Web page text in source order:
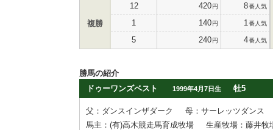
複勝
12 420円 8番人気
1 140円 1 番人気
5 240円 4番人気
勝馬の紹介
ドゥーワンズベスト
1999年4月7日生 牡5
父：ダンスインザダーク
母：サーレッツダンス
馬主：(有)高木競走馬育成牧場
生産牧場：藤井牧